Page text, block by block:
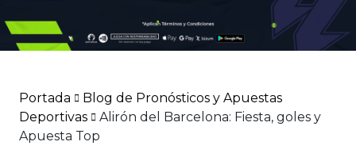
Portada
Blog de Pronósticos y Apuestas
Deportivas
Alirón del Barcelona: Fiesta, goles y
Apuesta Top